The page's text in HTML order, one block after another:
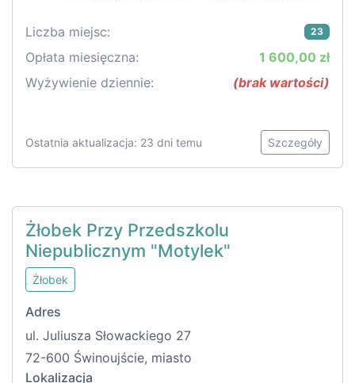
Liczba miejsc: 23
Opłata miesięczna:
1 600,00 zł
Wyżywienie dziennie:
(brak wartości)
Ostatnia aktualizacja: 23 dni temu Szczegóły
Żłobek Przy Przedszkolu
Niepublicznym "Motylek"
Żłobek
Adres
ul. Juliusza Słowackiego 27
72-600 Świnoujście, miasto
Lokalizacja